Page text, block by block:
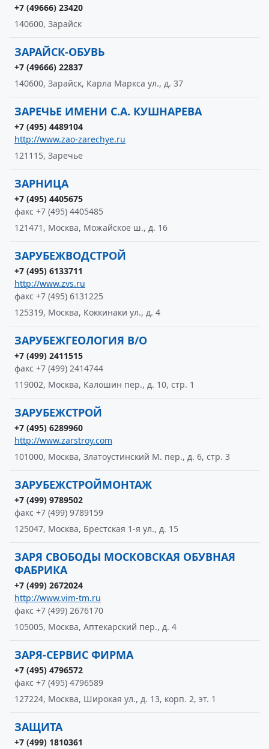
+7 (49666) 23420
140600, Зарайск
ЗАРАЙСК-ОБУВЬ
+7 (49666) 22837
140600, Зарайск, Карла Маркса ул., д. 37
ЗАРЕЧЬЕ ИМЕНИ С.А. КУШНАРЕВА
+7 (495) 4489104
http://www.zao-zarechye.ru
121115, Заречье
ЗАРНИЦА
+7 (495) 4405675
факс +7 (495) 4405485
121471, Москва, Можайское ш., д. 16
ЗАРУБЕЖВОДСТРОЙ
+7 (495) 6133711
http://www.zvs.ru
факс +7 (495) 6131225
125319, Москва, Коккинаки ул., д. 4
ЗАРУБЕЖГЕОЛОГИЯ В/О
+7 (499) 2411515
факс +7 (499) 2414744
119002, Москва, Калошин пер., д. 10, стр. 1
ЗАРУБЕЖСТРОЙ
+7 (495) 6289960
http://www.zarstroy.com
101000, Москва, Златоустинский М. пер., д. 6, стр. 3
ЗАРУБЕЖСТРОЙМОНТАЖ
+7 (499) 9789502
факс +7 (499) 9789159
125047, Москва, Брестская 1-я ул., д. 15
ЗАРЯ СВОБОДЫ МОСКОВСКАЯ ОБУВНАЯ
ФАБРИКА
+7 (499) 2672024
http://www.vim-tm.ru
факс +7 (499) 2676170
105005, Москва, Аптекарский пер., д. 4
ЗАРЯ-СЕРВИС ФИРМА
+7 (495) 4796572
факс +7 (495) 4796589
127224, Москва, Широкая ул., д. 13, корп. 2, эт. 1
ЗАЩИТА
+7 (499) 1810361